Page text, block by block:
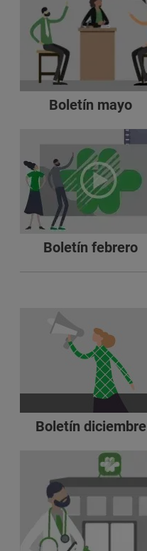
Boletín mayo
Boletín febrero
Boletín diciembre